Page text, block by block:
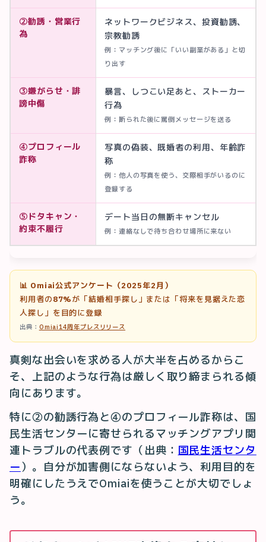
②勧誘・営業行
為
ネットワークビジネス、投資勧誘、
宗教勧誘
例：マッチング後に「いい副業がある」と切
り出す
③嫌がらせ・誹
謗中傷
暴言、しつこい足あと、ストーカー
行為
例：断られた後に罵倒メッセージを送る
④プロフィール
詐称
写真の偽装、既婚者の利用、年齢詐
称
例：他人の写真を使う、交際相手がいるのに
登録する
⑤ドタキャン・
約束不履行
デート当日の無断キャンセル
例：連絡なしで待ち合わせ場所に来ない
📊 Omiai公式アンケート（2025年2月）
利用者の87%が「結婚相手探し」または「将来を見据えた恋
人探し」を目的に登録
出典： Omiai14周年プレスリリース
真剣な出会いを求める人が大半を占めるからこ
そ、上記のような行為は厳しく取り締まられる傾
向にあります。
特に②の勧誘行為と④のプロフィール詐称は、国
民生活センターに寄せられるマッチングアプリ関
連トラブルの代表例です（出典： 国民生活センタ
ー）。自分が加害側にならないよう、利用目的を
明確にしたうえでOmiaiを使うことが大切でしょ
う。